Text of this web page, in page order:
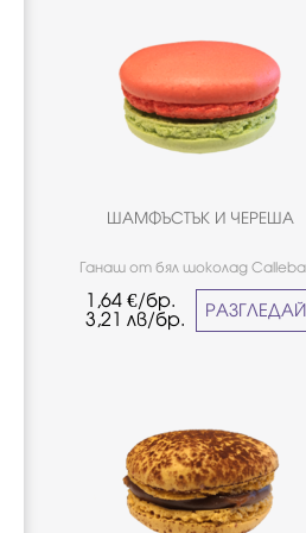
ШАМФЪСТЪК И ЧЕРЕША
Ганаш от бял шоколад
подходящо за хора страдащи
целиакия.
1,64 €/бр.
3,21 лв/бр. РАЗГЛЕДАЙ